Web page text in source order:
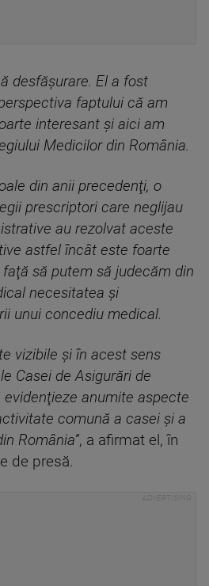
desfăşurare. El a fost
faptului că am
interesant şi aici am
Medicilor din România.
din anii precedenţi, o
prescriptori care neglijau
au rezolvat aceste
astfel încât este foarte
să putem să judecăm din
necesitatea şi
unui concediu medical.
vizibile şi în acest sens
Casei de Asigurări de
anumite aspecte
comună a casei şi a
România”, a afirmat el, în
de presă.